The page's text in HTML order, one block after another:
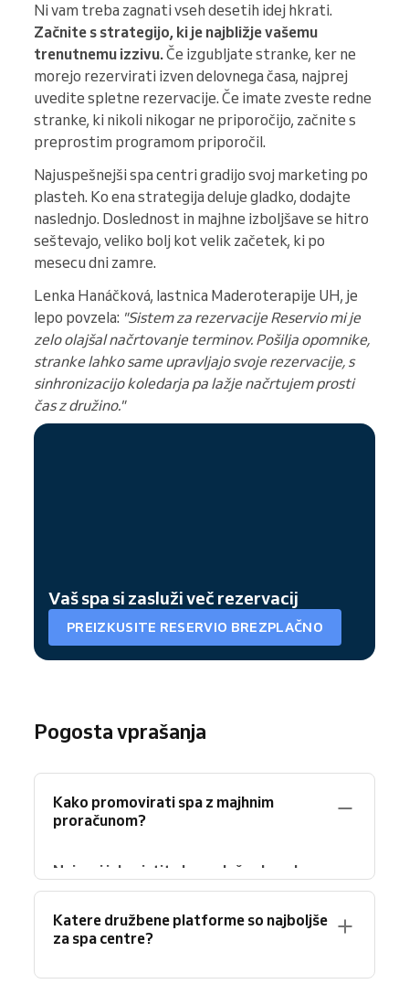
Ni vam treba zagnati vseh desetih idej hkrati.
Začnite s strategijo, ki je najbližje vašemu
trenutnemu izzivu.Če izgubljate stranke, ker ne
morejo rezervirati izven delovnega časa, najprej
uvedite spletne rezervacije. Če imate zveste redne
stranke, ki nikoli nikogar ne priporočijo, začnite s
preprostim programom priporočil.
Najuspešnejši spa centri gradijo svoj marketing po
plasteh. Ko ena strategija deluje gladko, dodajte
naslednjo. Doslednost in majhne izboljšave se hitro
seštevajo, veliko bolj kot velik začetek, ki po
mesecu dni zamre.
Lenka Hanáčková, lastnica Maderoterapije UH, je
lepo povzela: "Sistem za rezervacije Reservio mi je
zelo olajšal načrtovanje terminov. Pošilja opomnike,
stranke lahko same upravljajo svoje rezervacije, s
sinhronizacijo koledarja pa lažje načrtujem prosti
čas z družino."
Vaš spa si zasluži več rezervacij
PREIZKUSITE RESERVIO BREZPLAČNO
Pogosta vprašanja
Kako promovirati spa z majhnim
proračunom?
Najprej izkoristite brezplačne kanale.
Nastavite profil podjetja na Google Business
s popolnimi podatki, fotografijami in
povezavami za rezervacije. Po vsakem obisku
Katere družbene platforme so najboljše
za spa centre?